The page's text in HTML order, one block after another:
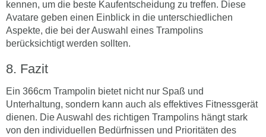
kennen, um die beste Kaufentscheidung zu treffen. Diese
Avatare geben einen Einblick in die unterschiedlichen
Aspekte, die bei der Auswahl eines Trampolins
berücksichtigt werden sollten.
Fazit
Ein 366cm Trampolin bietet nicht nur Spaß und
Unterhaltung, sondern kann auch als effektives Fitnessgerät
dienen. Die Auswahl des richtigen Trampolins hängt stark
von den individuellen Bedürfnissen und Prioritäten des